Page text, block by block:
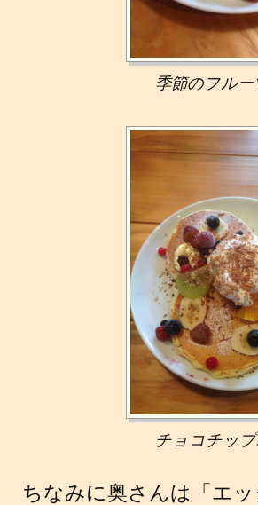
季節のフル
チョコチッ
ちなみに奥さんは「エ